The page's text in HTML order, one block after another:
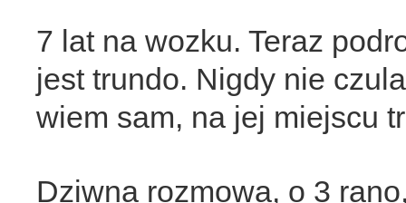
7 lat na wozku. Teraz
jest trundo. Nigdy nie
wiem sam, na jej miejscu
Dziwna rozmowa, o 3